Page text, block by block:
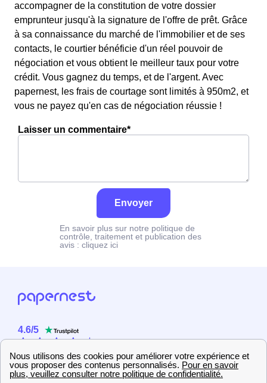
accompagner de la constitution de votre dossier
emprunteur jusqu'à la signature de l'offre de prêt. Grâce
à sa connaissance du marché de l'immobilier et de ses
contacts, le courtier bénéficie d'un réel pouvoir de
négociation et vous obtient le meilleur taux pour votre
crédit. Vous gagnez du temps, et de l'argent. Avec
papernest, les frais de courtage sont limités à 950m2, et
vous ne payez qu'en cas de négociation réussie !
Laisser un commentaire*
Envoyer
En savoir plus sur notre politique de
contrôle, traitement et publication des
avis : cliquez ici
4.6/5
2358 utilisateurs